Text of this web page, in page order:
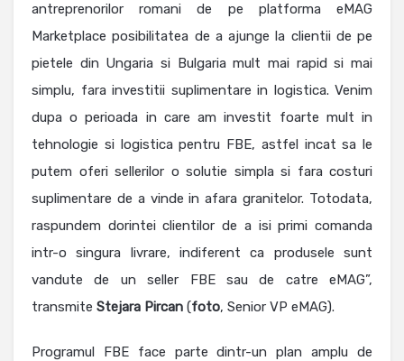
antreprenorilor romani de pe platforma eMAG
Marketplace posibilitatea de a ajunge la clientii de pe
pietele din Ungaria si Bulgaria mult mai rapid si mai
simplu, fara investitii suplimentare in logistica. Venim
dupa o perioada in care am investit foarte mult in
tehnologie si logistica pentru FBE, astfel incat sa le
putem oferi sellerilor o solutie simpla si fara costuri
suplimentare de a vinde in afara granitelor. Totodata,
raspundem dorintei clientilor de a isi primi comanda
intr-o singura livrare, indiferent ca produsele sunt
vandute de un seller FBE sau de catre eMAG”,
transmite Stejara Pircan (foto, Senior VP eMAG).
Programul FBE face parte dintr-un plan amplu de